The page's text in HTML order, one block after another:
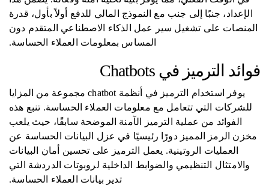
الإعداد، جنبًا إلى جنب مع النموذج المالي للدفع أولاً بأول، قدرة
المنصات على تشغيل سير عمل الذكاء الاصطناعي المتقدم دون
المساس بمعلومات العملاء الحساسة.
فوائد الترميز في Chatbots
يوفر استخدام الترميز في أنظمة chatbot مجموعة من المزايا
للشركات التي تتعامل مع معلومات العملاء الحساسة. تنبع هذه
الفوائد من عملية الترميز الآمنة الموضحة سابقًا، حيث يلعب
مخزن الرمز المميز دورًا رئيسيًا في عزل البيانات الحساسة عن
العمليات الروتينية. يعمل الترميز على تحسين أمان البيانات
والامتثال التنظيمي والضوابط الداخلية لروبوتات الدردشة التي
تدير بيانات العملاء الحساسة.